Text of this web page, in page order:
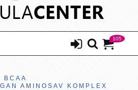
105
BCAA
AMINOSAV KOMPLEX